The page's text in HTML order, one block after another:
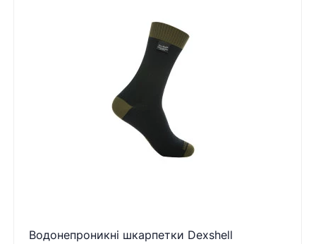
Водонепроникні шкарпетки Dexshell